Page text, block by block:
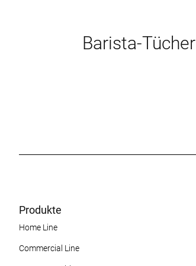
Barista-Tücher
Produkte
Home Line
Commercial Line